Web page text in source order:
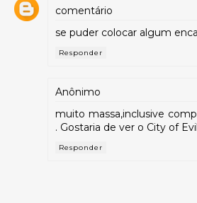
comentário
se puder colocar algum
Responder
Anônimo
muito massa,inclusive
. Gostaria de ver o City of Evil
Responder